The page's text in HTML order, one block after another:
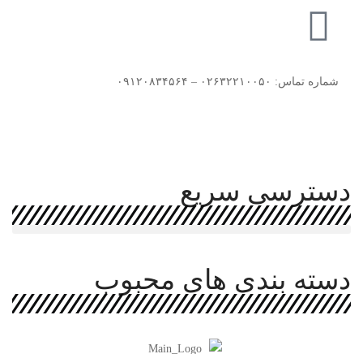
شماره تماس: ۰۲۶۳۲۲۱۰۰۵۰ – ۰۹۱۲۰۸۳۴۵۶۴
دسترسی سریع
دسته بندی های محبوب